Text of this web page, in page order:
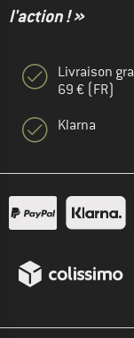
l'action ! »
Livraison
69 € (FR)
Klarna